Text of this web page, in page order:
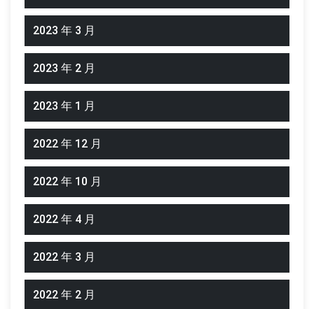
2023 年 3 月
2023 年 2 月
2023 年 1 月
2022 年 12 月
2022 年 10 月
2022 年 4 月
2022 年 3 月
2022 年 2 月